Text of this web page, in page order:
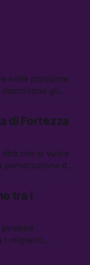
nelle prossime
gli
carburanti
stati arrestati
di Fortezza
che si vuole
persecuzione dei
morto sotto il
l’AI Act europeo
tra i
i migranti